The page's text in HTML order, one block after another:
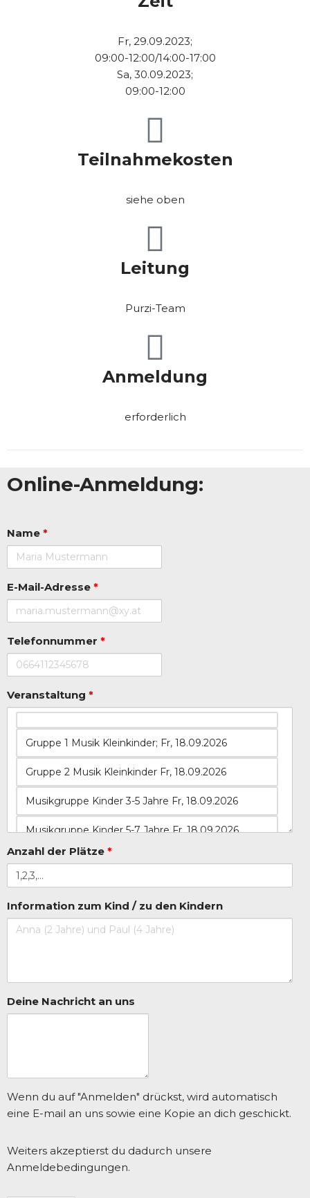
Fr, 29.09.2023;
09:00-12:00/14:00-17:00
Sa, 30.09.2023;
09:00-12:00
Teilnahmekosten
siehe oben
Leitung
Purzi-Team
Anmeldung
erforderlich
Online-Anmeldung:
Name *
E-Mail-Adresse *
Telefonnummer *
Veranstaltung *
Anzahl der Plätze *
Information zum Kind / zu den Kindern
Deine Nachricht an uns
Wenn du auf "Anmelden" drückst, wird automatisch
eine E-mail an uns sowie eine Kopie an dich geschickt.
Weiters akzeptierst du dadurch unsere
Anmeldebedingungen.